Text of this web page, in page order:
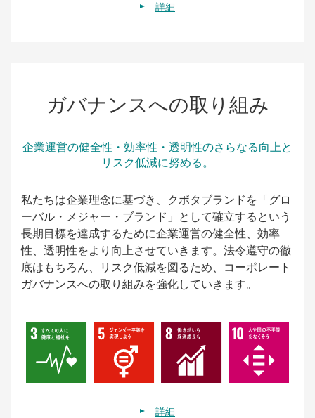
詳細
ガバナンスへの取り組み
企業運営の健全性・効率性・透明性のさらなる向上と
リスク低減に努める。
私たちは企業理念に基づき、クボタブランドを「グロ
ーバル・メジャー・ブランド」として確立するという
長期目標を達成するために企業運営の健全性、効率
性、透明性をより向上させていきます。法令遵守の徹
底はもちろん、リスク低減を図るため、コーポレート
ガバナンスへの取り組みを強化していきます。
詳細